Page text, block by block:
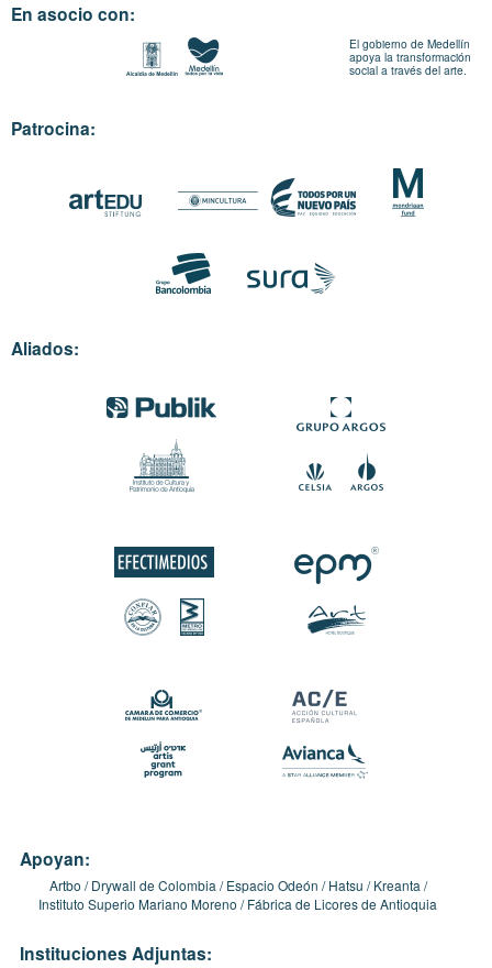
En asocio con:
El gobierno de Medellín
apoya la transformación
social a través del arte.
Patrocina:
Aliados:
Apoyan:
Artbo Drywall de Colombia Espacio Odeón Hatsu
Kreanta
Instituto Superio Mariano Moreno
Fábrica de Licores de Antioquia
Instituciones Adjuntas: